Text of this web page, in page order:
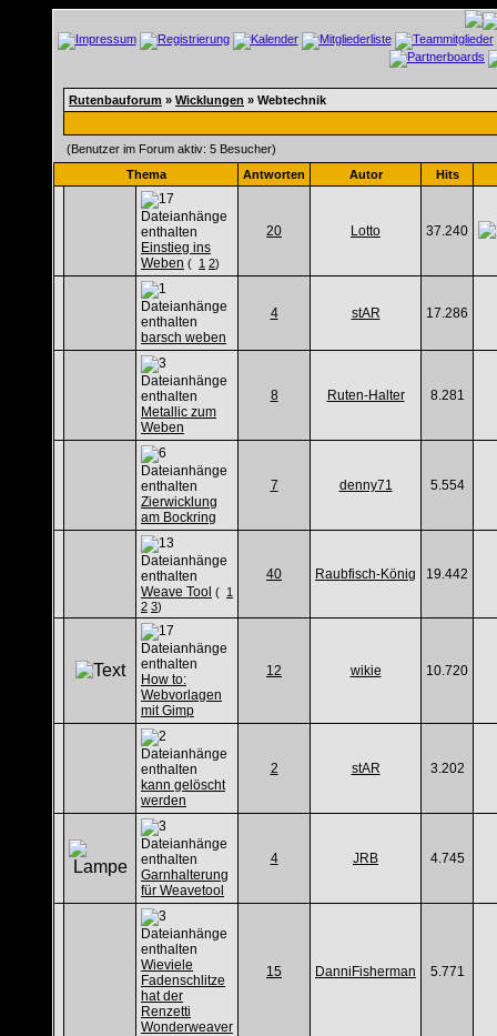
Rutenbauforum » Wicklungen » Webtechnik
(Benutzer im Forum aktiv: 5 Besucher)
Thema
Antworten Autor Hits
Einstieg ins
Weben ( 1 2)
20 Lotto 37.240
barsch weben
4 stAR 17.286
Metallic zum
Weben
8 Ruten-Halter 8.281
Zierwicklung
am Bockring
7 denny71 5.554
Weave Tool ( 1
2 3)
40 Raubfisch-König 19.442
How to:
Webvorlagen
mit Gimp
12 wikie 10.720
kann gelöscht
werden
2 stAR 3.202
Garnhalterung
für Weavetool
4 JRB 4.745
Wieviele
Fadenschlitze
hat der
Renzetti
Wonderweaver
15 DanniFisherman 5.771